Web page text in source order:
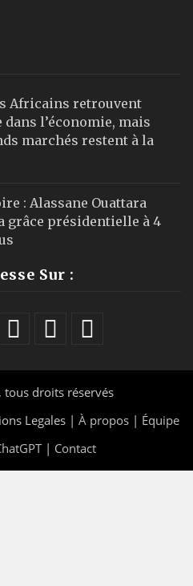
Africains retrouvent
dans l’économie, mais
marchés restent à la
: Alassane Ouattara
grâce présidentielle à 4
Sur :
tous droits réservés
Legales | À propos | Équipe
| Contact